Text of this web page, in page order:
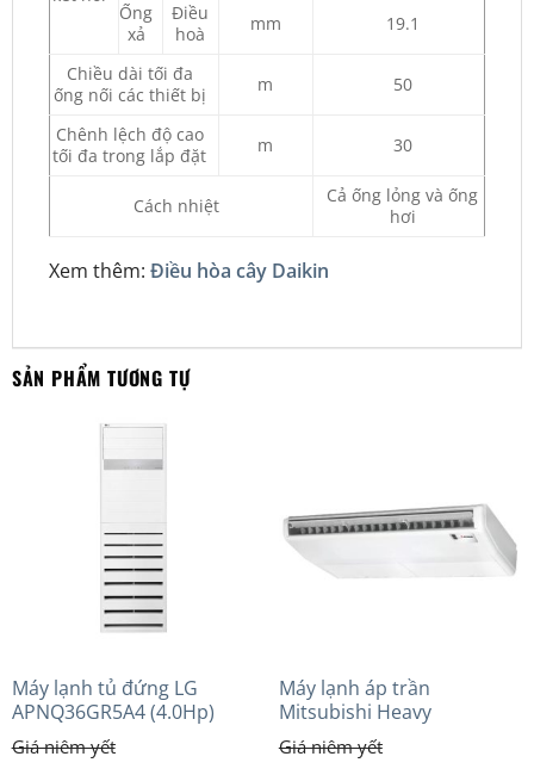
Ống
xả
Điều
hoà
mm 19.1
Chiều dài tối đa
ống nối các thiết bị
m 50
Chênh lệch độ cao
tối đa trong lắp đặt
m 30
Cách nhiệt
Cả ống lỏng và ống
hơi
Xem thêm: Điều hòa cây Daikin
SẢN PHẨM TƯƠNG TỰ
Máy lạnh tủ đứng LG
APNQ36GR5A4 (4.0Hp)
inverter
Máy lạnh áp trần
Mitsubishi Heavy
FDE140VG (6.0Hp) Cao cấp
– 3 Pha